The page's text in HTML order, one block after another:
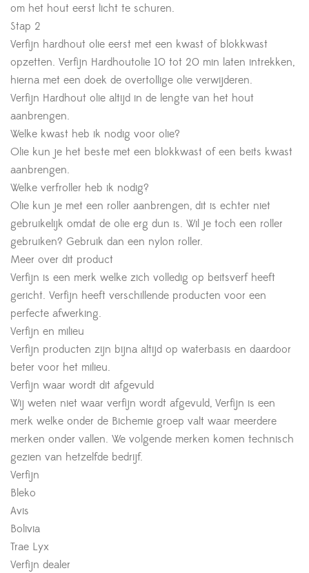
om het hout eerst licht te schuren.
Stap 2
Verfijn hardhout olie eerst met een kwast of blokkwast
opzetten. Verfijn Hardhoutolie 10 tot 20 min laten intrekken,
hierna met een doek de overtollige olie verwijderen.
Verfijn Hardhout olie altijd in de lengte van het hout
aanbrengen.
Welke kwast heb ik nodig voor olie?
Olie kun je het beste met een blokkwast of een beits kwast
aanbrengen.
Welke verfroller heb ik nodig?
Olie kun je met een roller aanbrengen, dit is echter niet
gebruikelijk omdat de olie erg dun is. Wil je toch een roller
gebruiken? Gebruik dan een nylon roller.
Meer over dit product
Verfijn is een merk welke zich volledig op beitsverf heeft
gericht. Verfijn heeft verschillende producten voor een
perfecte afwerking.
Verfijn en milieu
Verfijn producten zijn bijna altijd op waterbasis en daardoor
beter voor het milieu.
Verfijn waar wordt dit afgevuld
Wij weten niet waar verfijn wordt afgevuld, Verfijn is een
merk welke onder de Bichemie groep valt waar meerdere
merken onder vallen. We volgende merken komen technisch
gezien van hetzelfde bedrijf.
Verfijn
Bleko
Avis
Bolivia
Trae Lyx
Verfijn dealer